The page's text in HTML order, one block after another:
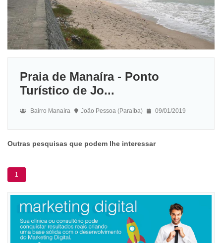
Praia de Manaíra - Ponto
Turístico de Jo...
Bairro Manaíra João Pessoa (Paraíba) 09/01/2019
Outras pesquisas que podem lhe interessar
1